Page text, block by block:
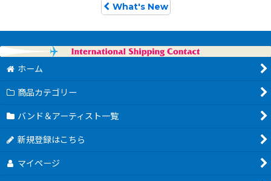
What's New
ホーム
商品カテゴリー
バンド＆アーティスト一覧
新規登録はこちら
マイページ